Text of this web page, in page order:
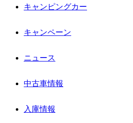
キャンピングカー
キャンペーン
ニュース
中古車情報
入庫情報